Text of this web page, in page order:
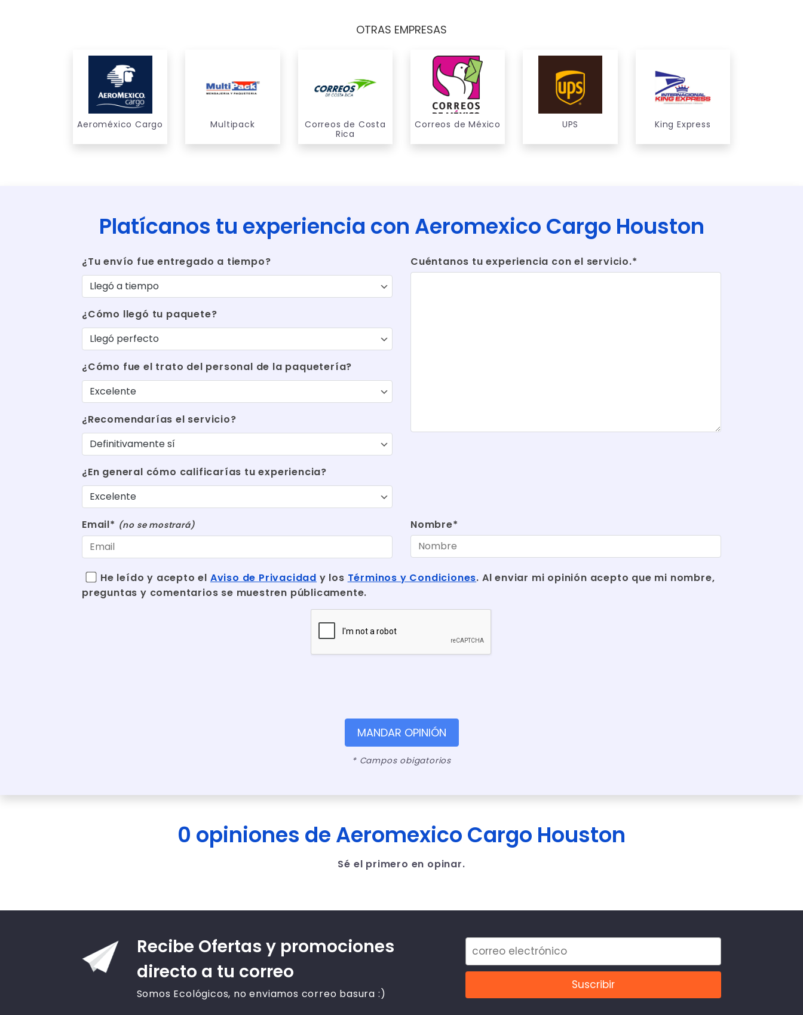
OTRAS EMPRESAS
Aeroméxico Cargo Multipack
Correos de Costa
Rica
Correos de México UPS King Express
Platícanos tu experiencia con Aeromexico Cargo Houston
¿Tu envío fue entregado a tiempo?
¿Cómo llegó tu paquete?
¿Cómo fue el trato del personal de la paquetería?
¿Recomendarías el servicio?
¿En general cómo calificarías tu experiencia?
Cuéntanos tu experiencia con el servicio.*
Email* (no se mostrará) Nombre*
He leído y acepto el Aviso de Privacidad y los Términos y Condiciones. Al enviar mi opinión acepto que mi nombre,
preguntas y comentarios se muestren públicamente.
MANDAR OPINIÓN
* Campos obigatorios
0 opiniones de Aeromexico Cargo Houston
Sé el primero en opinar.
Recibe Ofertas y promociones
directo a tu correo
Somos Ecológicos, no enviamos correo basura :)